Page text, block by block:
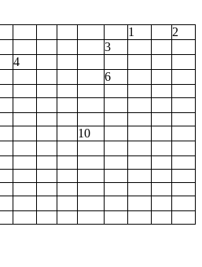
1
2
3
4
6
10